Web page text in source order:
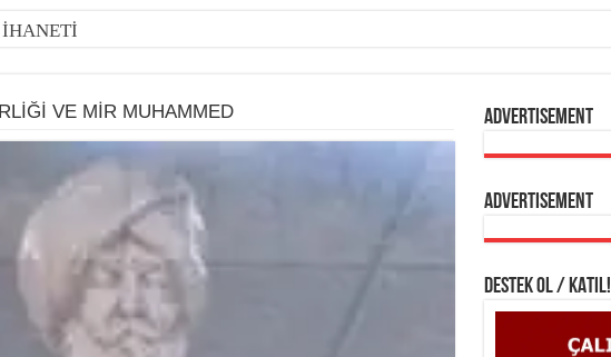
İHANETİ
VE MİR MUHAMMED Advertisement
Advertisement
DESTEK OL / KATIL!